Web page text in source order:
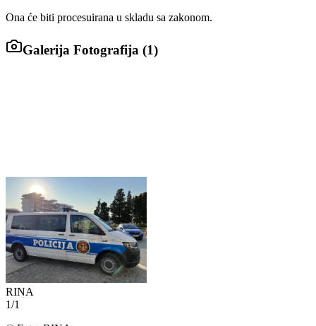
Ona će biti procesuirana u skladu sa zakonom.
Galerija Fotografija (1)
RINA
1/1